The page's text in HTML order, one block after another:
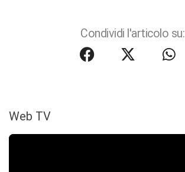
Condividi l'articolo su:
Web TV